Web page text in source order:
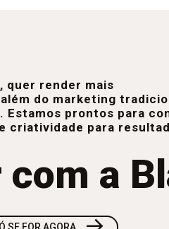
quer render mais
do marketing
Estamos prontos para
criatividade para
a